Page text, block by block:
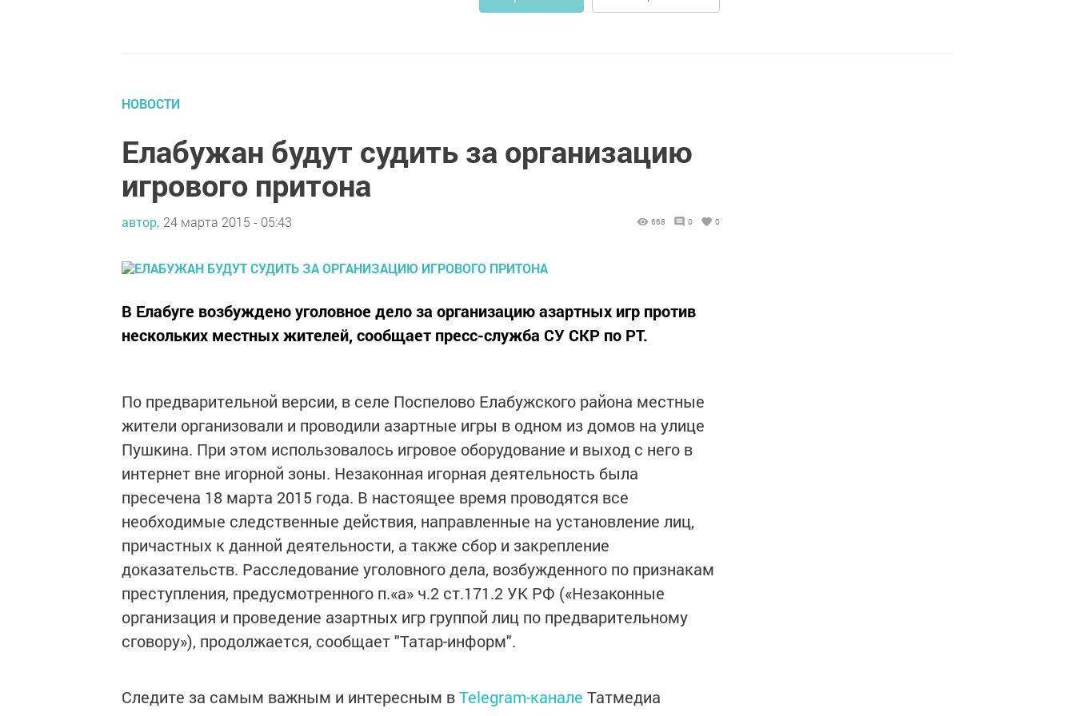
НОВОСТИ
Елабужан будут судить за организацию
игрового притона
автор, 24 марта 2015 - 05:43 668 0 0
В Елабуге возбуждено уголовное дело за организацию азартных игр против
нескольких местных жителей, сообщает пресс-служба СУ СКР по РТ.
По предварительной версии, в селе Поспелово Елабужского района местные
жители организовали и проводили азартные игры в одном из домов на улице
Пушкина. При этом использовалось игровое оборудование и выход с него в
интернет вне игорной зоны. Незаконная игорная деятельность была
пресечена 18 марта 2015 года. В настоящее время проводятся все
необходимые следственные действия, направленные на установление лиц,
причастных к данной деятельности, а также сбор и закрепление
доказательств. Расследование уголовного дела, возбужденного по признакам
преступления, предусмотренного п.«а» ч.2 ст.171.2 УК РФ («Незаконные
организация и проведение азартных игр группой лиц по предварительному
сговору»), продолжается, сообщает "Татар-информ".
Следите за самым важным и интересным вTelegram-канале Татмедиа